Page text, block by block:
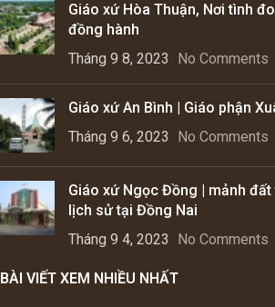
Giáo xứ Hòa Thuận, Nơi tình
đồng hành
Tháng 9 8, 2023
No Comments
Giáo xứ An Bình | Giáo phận
Tháng 9 6, 2023
No Comments
Giáo xứ Ngọc Đồng | mảnh
lịch sử tại Đồng Nai
Tháng 9 4, 2023
No Comments
BÀI VIẾT XEM NHIỀU NHẤT